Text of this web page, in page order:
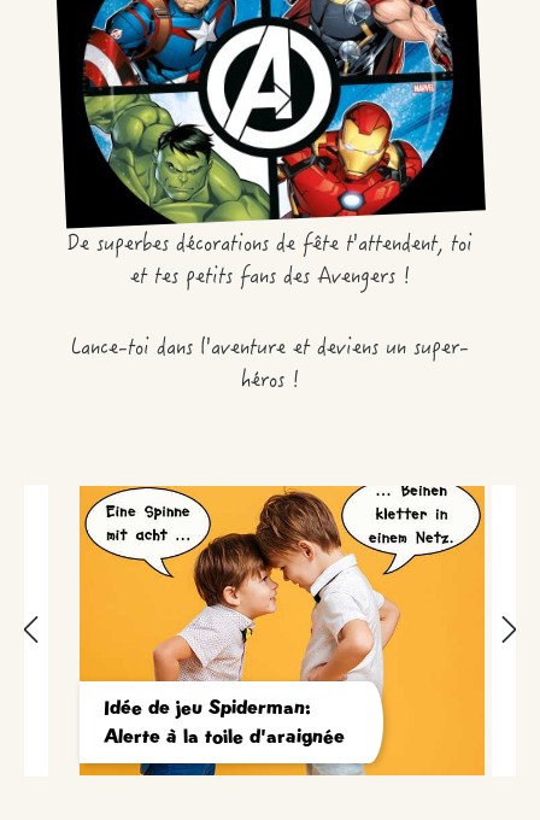
De superbes décorations de fête t'attendent, toi
et tes petits fans des Avengers !
Lance-toi dans l'aventure et deviens un super-
héros !
Idée de jeu Spiderman:
Alerte à la toile d'araignée